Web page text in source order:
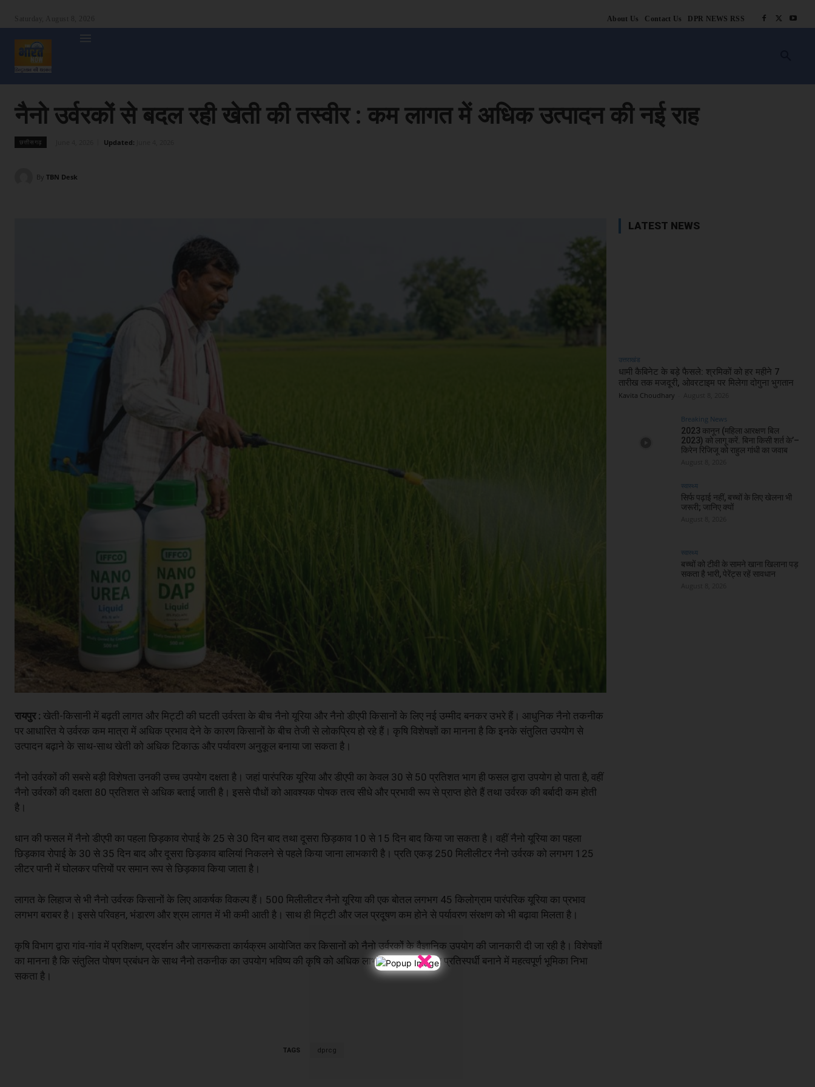
×
About Us Contact Us DPR NEWS RSS
नैनो उर्वरकों से बदल रही खेती की तस्वीर : कम लागत में अधिक उत्पादन की नई राह
छत्तीसगढ़ Updated:
By TBN Desk
रायपुर : खेती-किसानी में बढ़ती लागत और मिट्टी की घटती उर्वरता के बीच नैनो यूरिया और नैनो डीएपी किसानों के लिए नई उम्मीद बनकर उभरे हैं। आधुनिक नैनो तकनीक
पर आधारित ये उर्वरक कम मात्रा में अधिक प्रभाव देने के कारण किसानों के बीच तेजी से लोकप्रिय हो रहे हैं। कृषि विशेषज्ञों का मानना है कि इनके संतुलित उपयोग से
उत्पादन बढ़ाने के साथ-साथ खेती को अधिक टिकाऊ और पर्यावरण अनुकूल बनाया जा सकता है।
नैनो उर्वरकों की सबसे बड़ी विशेषता उनकी उच्च उपयोग दक्षता है। जहां पारंपरिक यूरिया और डीएपी का केवल 30 से 50 प्रतिशत भाग ही फसल द्वारा उपयोग हो पाता है, वहीं
नैनो उर्वरकों की दक्षता 80 प्रतिशत से अधिक बताई जाती है। इससे पौधों को आवश्यक पोषक तत्व सीधे और प्रभावी रूप से प्राप्त होते हैं तथा उर्वरक की बर्बादी कम होती
है।
धान की फसल में नैनो डीएपी का पहला छिड़काव रोपाई के 25 से 30 दिन बाद तथा दूसरा छिड़काव 10 से 15 दिन बाद किया जा सकता है। वहीं नैनो यूरिया का पहला
छिड़काव रोपाई के 30 से 35 दिन बाद और दूसरा छिड़काव बालियां निकलने से पहले किया जाना लाभकारी है। प्रति एकड़ 250 मिलीलीटर नैनो उर्वरक को लगभग 125
लीटर पानी में घोलकर पत्तियों पर समान रूप से छिड़काव किया जाता है।
लागत के लिहाज से भी नैनो उर्वरक किसानों के लिए आकर्षक विकल्प हैं। 500 मिलीलीटर नैनो यूरिया की एक बोतल लगभग 45 किलोग्राम पारंपरिक यूरिया का प्रभाव
लगभग बराबर है। इससे परिवहन, भंडारण और श्रम लागत में भी कमी आती है। साथ ही मिट्टी और जल प्रदूषण कम होने से पर्यावरण संरक्षण को भी बढ़ावा मिलता है।
कृषि विभाग द्वारा गांव-गांव में प्रशिक्षण, प्रदर्शन और जागरूकता कार्यक्रम आयोजित कर किसानों को नैनो उर्वरकों के वैज्ञानिक उपयोग की जानकारी दी जा रही है। विशेषज्ञों
का मानना है कि संतुलित पोषण प्रबंधन के साथ नैनो तकनीक का उपयोग भविष्य की कृषि को अधिक लाभकारी, टिकाऊ और प्रतिस्पर्धी बनाने में महत्वपूर्ण भूमिका निभा
सकता है।
TAGS dprcg
LATEST NEWS
उत्तराखंड
धामी कैबिनेट के बड़े फैसले: श्रमिकों को हर महीने 7
तारीख तक मजदूरी, ओवरटाइम पर मिलेगा दोगुना भुगतान
Kavita Choudhary
Breaking News
2023 कानून (महिला आरक्षण बिल
2023) को लागू करें. बिना किसी शर्त के’–
किरेन रिजिजू को राहुल गांधी का जवाब
स्वास्थ्य
सिर्फ पढ़ाई नहीं, बच्चों के लिए खेलना भी
जरूरी; जानिए क्यों
स्वास्थ्य
बच्चों को टीवी के सामने खाना खिलाना पड़
सकता है भारी, पेरेंट्स रहें सावधान